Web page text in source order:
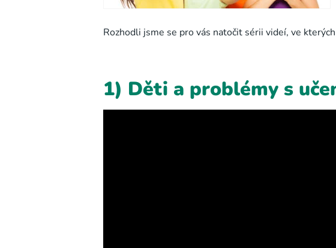
Rozhodli jsme se pro vás natočit sérii videí, ve
1) Děti a problémy s